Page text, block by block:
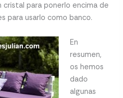
cristal para ponerlo encima de
para usarlo como banco.
En
resumen,
os hemos
dado
algunas